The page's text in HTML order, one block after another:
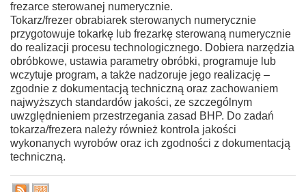
frezarce sterowanej numerycznie.
Tokarz/frezer obrabiarek sterowanych numerycznie
przygotowuje tokarkę lub frezarkę sterowaną numerycznie
do realizacji procesu technologicznego. Dobiera narzędzia
obróbkowe, ustawia parametry obróbki, programuje lub
wczytuje program, a także nadzoruje jego realizację –
zgodnie z dokumentacją techniczną oraz zachowaniem
najwyższych standardów jakości, ze szczególnym
uwzględnieniem przestrzegania zasad BHP. Do zadań
tokarza/frezera należy również kontrola jakości
wykonanych wyrobów oraz ich zgodności z dokumentacją
techniczną.